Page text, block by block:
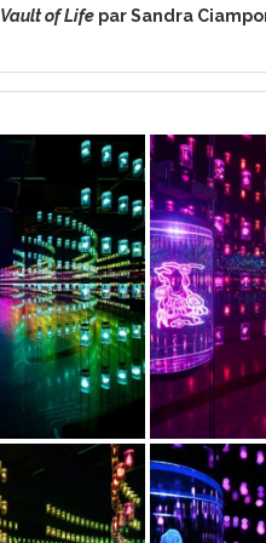
Vault of Life par Sandra